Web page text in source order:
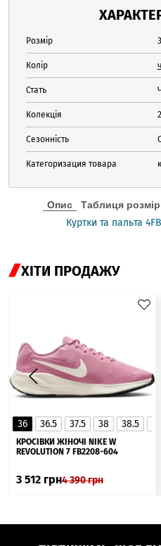
Розмір
Колір
Стать
Колекція
Сезонність
Категоризация товара
Опис Таблиця
Куртки та пальта 4F
ХІТИ ПРОДАЖУ
36 36.5 37.5 38 38.5
КРОСІВКИ ЖІНОЧІ NIKE W
REVOLUTION 7 FB2208-604
3 512 грн4 390грн